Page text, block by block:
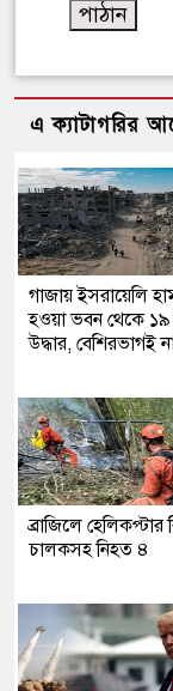
এ ক্যাটাগরির
গাজায় ইসরায়েলি
হওয়া ভবন থেকে
উদ্ধার, বেশিরভাগই
ব্রাজিলে হেলিকপ্টার
চালকসহ নিহত ৪